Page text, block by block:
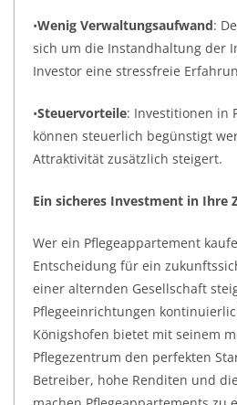
•Wenig Verwaltungsaufwand:
sich um die Instandhaltung der
Investor eine stressfreie
•Steuervorteile: Investitionen in
können steuerlich begünstigt
Attraktivität zusätzlich steigert.
Ein sicheres Investment in Ihre
Wer ein Pflegeappartement
Entscheidung für ein
einer alternden Gesellschaft
Pflegeeinrichtungen
Königshofen bietet mit seinem
Pflegezentrum den perfekten
Betreiber, hohe Renditen und